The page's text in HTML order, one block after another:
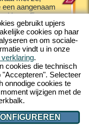
aangenaam
Horse Farm
in een
geeft je een
naar je ranch.
op je PC en
een
een
leuk
opbouw
internet
gebruikt upjers
cookies op haar
en om sociale-
vindt u in onze
.
cookies die technisch
Selecteer
onnodige cookies te
wijzigen met de